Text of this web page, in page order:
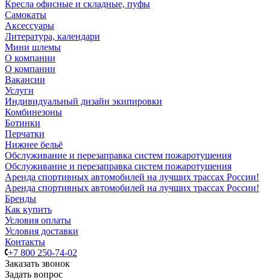
Кресла офисные и складные, пуфы
Самокаты
Аксессуары
Литература, календари
Мини шлемы
О компании
О компании
Вакансии
Услуги
Индивидуальный дизайн экипировки
Комбинезоны
Ботинки
Перчатки
Нижнее бельё
Обслуживание и перезаправка систем пожаротушения
Обслуживание и перезаправка систем пожаротушения
Аренда спортивных автомобилей на лучших трассах России!
Аренда спортивных автомобилей на лучших трассах России!
Бренды
Как купить
Условия оплаты
Условия доставки
Контакты
+7 800 250-74-02
Заказать звонок
Задать вопрос